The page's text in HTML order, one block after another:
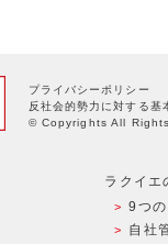
プライバシーポリシー
反社会的勢力に対する基
© Copyrights All
ラクイエ
9つの
自社